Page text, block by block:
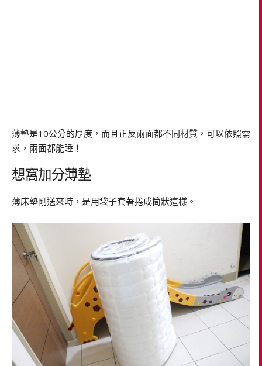
薄墊是10公分的厚度，而且正反兩面都不同材質，可以依照需
求，兩面都能睡！
想窩加分薄墊
薄床墊剛送來時，是用袋子套著捲成筒狀這樣。